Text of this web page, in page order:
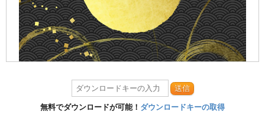
送信
無料でダウンロードが可能！ ダウンロードキーの取得